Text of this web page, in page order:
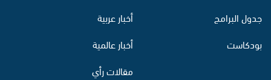
جدول البرامج
بودكاست
أخبار عربية
أخبار عالمية
مقالات رأي